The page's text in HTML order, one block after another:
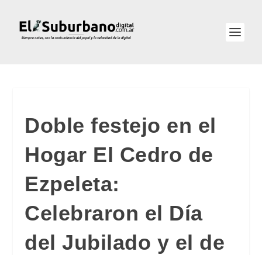
Doble festejo en el
Hogar El Cedro de
Ezpeleta:
Celebraron el Día
del Jubilado y el de